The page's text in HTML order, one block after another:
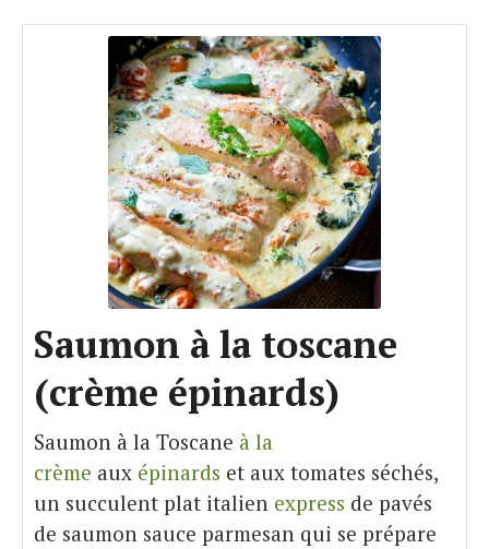
Saumon à la toscane
(crème épinards)
Saumon à la Toscane à la
crème aux épinards et aux tomates séchés,
un succulent plat italien express de pavés
de saumon sauce parmesan qui se prépare